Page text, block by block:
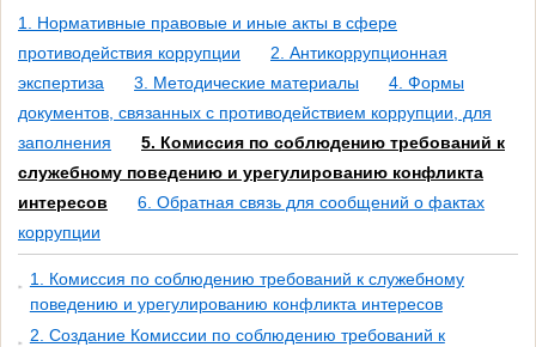
1. Нормативные правовые и иные акты в сфере
противодействия коррупции
2. Антикоррупционная
экспертиза
3. Методические материалы
4. Формы
документов, связанных с противодействием коррупции, для
заполнения
5. Комиссия по соблюдению требований к
служебному поведению и урегулированию конфликта
интересов
6. Обратная связь для сообщений о фактах
коррупции
1. Комиссия по соблюдению требований к служебному
поведению и урегулированию конфликта интересов
2. Создание Комиссии по соблюдению требований к